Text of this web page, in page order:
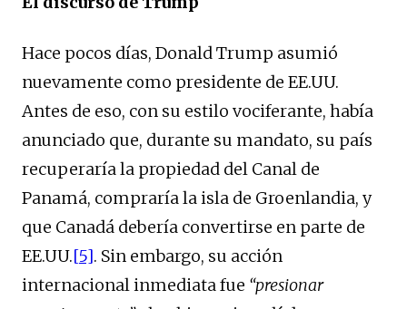
Hace pocos días, Donald Trump asumió
nuevamente como presidente de EE.UU.
Antes de eso, con su estilo vociferante, había
anunciado que, durante su mandato, su país
recuperaría la propiedad del Canal de
Panamá, compraría la isla de Groenlandia, y
que Canadá debería convertirse en parte de
EE.UU.[5]. Sin embargo, su acción
internacional inmediata fue “presionar